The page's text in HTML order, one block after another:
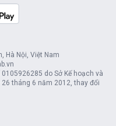
Hà Nội, Việt Nam
do Sở Kế hoạch và
tháng 6 năm 2012, thay đổi